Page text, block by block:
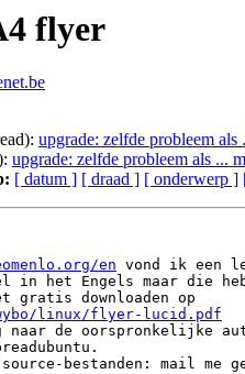
flyer
upgrade: zelfde probleem
upgrade: zelfde probleem als ...
[ datum ] [ draad ] [ onderwerp ]
en vond ik een
in het Engels maar die
linux/flyer-lucid.pdf
naar de oorspronkelijke
bestanden: mail me